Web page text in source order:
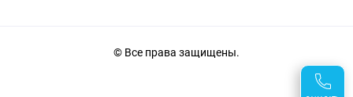
© Все права защищены.